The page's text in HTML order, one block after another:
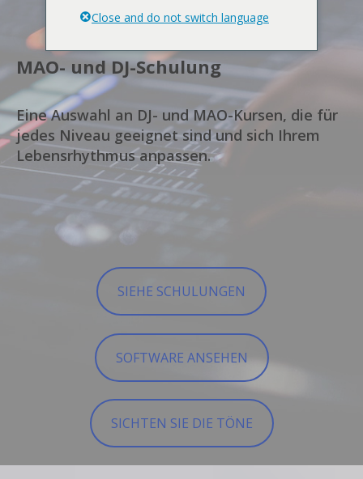
MAO- und DJ-Schulung
Eine Auswahl an DJ- und MAO-Kursen, die für
jedes Niveau geeignet sind und sich Ihrem
Lebensrhythmus anpassen.
SIEHE SCHULUNGEN
SOFTWARE ANSEHEN
SICHTEN SIE DIE TÖNE
Close and do not switch language